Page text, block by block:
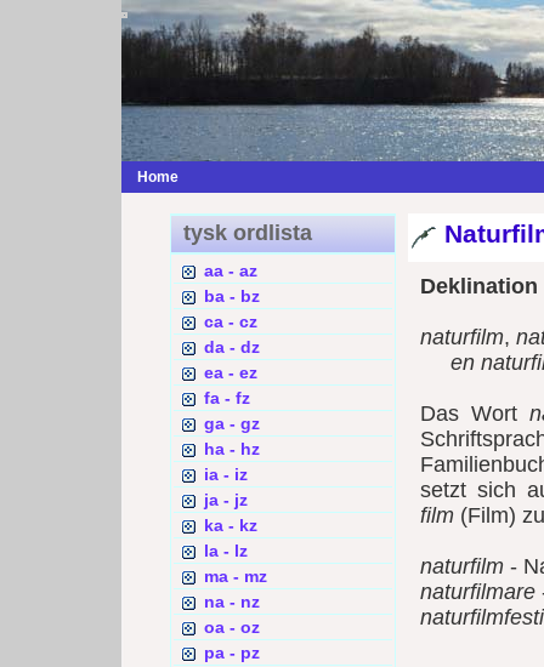
Home
tysk ordlista
aa - az
ba - bz
ca - cz
da - dz
ea - ez
fa - fz
ga - gz
ha - hz
ia - iz
ja - jz
ka - kz
la - lz
ma - mz
na - nz
oa - oz
pa - pz
naturfilm,
en
Das Wort
setzt sich
film (Film)
naturfilm -
naturfilmare